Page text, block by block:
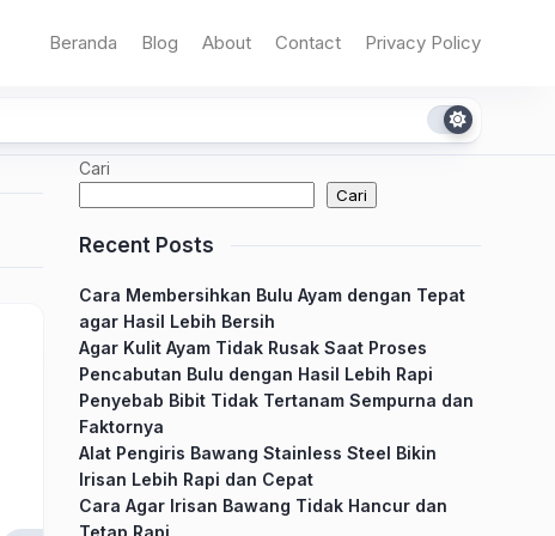
Beranda Blog About Contact Privacy Policy
Cari
Cari
Recent Posts
Cara Membersihkan Bulu Ayam dengan Tepat
agar Hasil Lebih Bersih
Agar Kulit Ayam Tidak Rusak Saat Proses
Pencabutan Bulu dengan Hasil Lebih Rapi
Penyebab Bibit Tidak Tertanam Sempurna dan
Faktornya
Alat Pengiris Bawang Stainless Steel Bikin
Irisan Lebih Rapi dan Cepat
Cara Agar Irisan Bawang Tidak Hancur dan
Tetap Rapi